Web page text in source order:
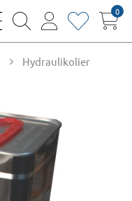
bars
magnifying
user
heart0
Hydraulikolier